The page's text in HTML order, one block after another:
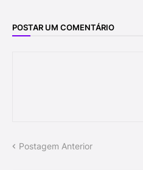
POSTAR UM COMENTÁRIO
Postagem Anterior